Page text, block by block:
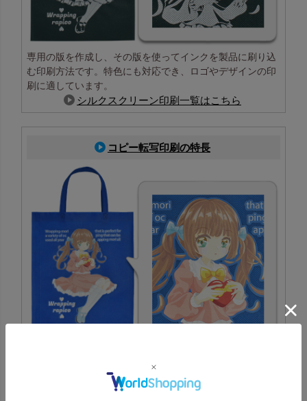
専用の版を作成し、その版を使ってインクを製品に刷り込
む印刷方法です。特色にも対応でき、ロゴやデザインの印
刷に適しています。
シルクスクリーン印刷一覧はこちら
コピー転写印刷の特長
ラー表現が可能。写真やイラストも鮮やかに再現でき、イ
ベント配布にも最適